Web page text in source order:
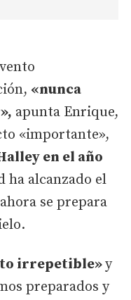
«nunca
apunta Enrique,
«importante»,
en el año
ha alcanzado el
se prepara
irrepetible»y
preparados y